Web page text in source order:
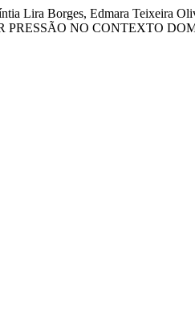
Lira Borges, Edmara Teixeira
PRESSÃO NO CONTEXTO